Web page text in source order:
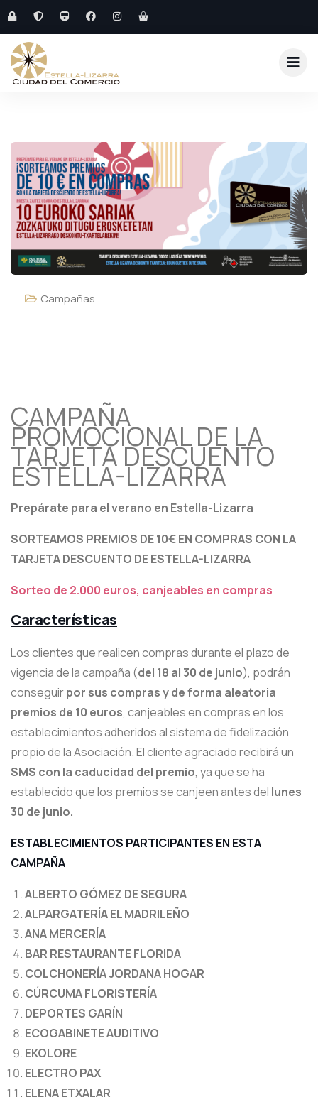
Campañas
CAMPAÑA
PROMOCIONAL DE LA
TARJETA DESCUENTO
ESTELLA-LIZARRA
Prepárate para el verano en Estella-Lizarra
SORTEAMOS PREMIOS DE 10€ EN COMPRAS CON LA
TARJETA DESCUENTO DE ESTELLA-LIZARRA
Sorteo de 2.000 euros, canjeables en compras
Características
Los clientes que realicen compras durante el plazo de
vigencia de la campaña (del 18 al 30 de junio), podrán
conseguirpor sus compras y de forma aleatoria
premios de 10 euros, canjeables en compras en los
establecimientos adheridos al sistema de fidelización
propio de la Asociación. El cliente agraciado recibirá un
SMS con la caducidad del premio, ya que se ha
establecido que los premios se canjeen antes del lunes
30 de junio.
ESTABLECIMIENTOS PARTICIPANTES EN ESTA
CAMPAÑA
ALBERTO GÓMEZ DE SEGURA
ALPARGATERÍA EL MADRILEÑO
ANA MERCERÍA
BAR RESTAURANTE FLORIDA
COLCHONERÍA JORDANA HOGAR
CÚRCUMA FLORISTERÍA
DEPORTES GARÍN
ECOGABINETE AUDITIVO
EKOLORE
ELECTRO PAX
ELENA ETXALAR